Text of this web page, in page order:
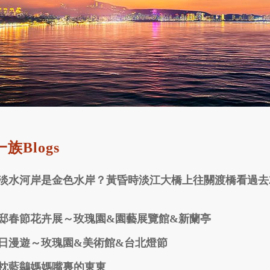
族Blogs
水河岸是金色水岸？黃昏時淡江大橋上往關渡橋看過
春節花卉展～玫瑰園&園藝展覽館&新蘭亭
漫遊～玫瑰園&美術館&台北燈節
藍鶲媽媽嘴裏的東東